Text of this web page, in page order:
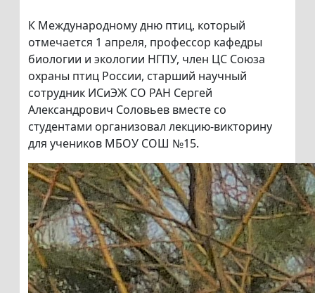
К Международному дню птиц, который
отмечается 1 апреля, профессор кафедры
биологии и экологии НГПУ, член ЦС Союза
охраны птиц России, старший научный
сотрудник ИСиЭЖ СО РАН Сергей
Александрович Соловьев вместе со
студентами организовал лекцию-викторину
для учеников МБОУ СОШ №15.